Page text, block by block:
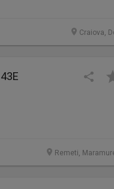
Craiova,
Remeti,